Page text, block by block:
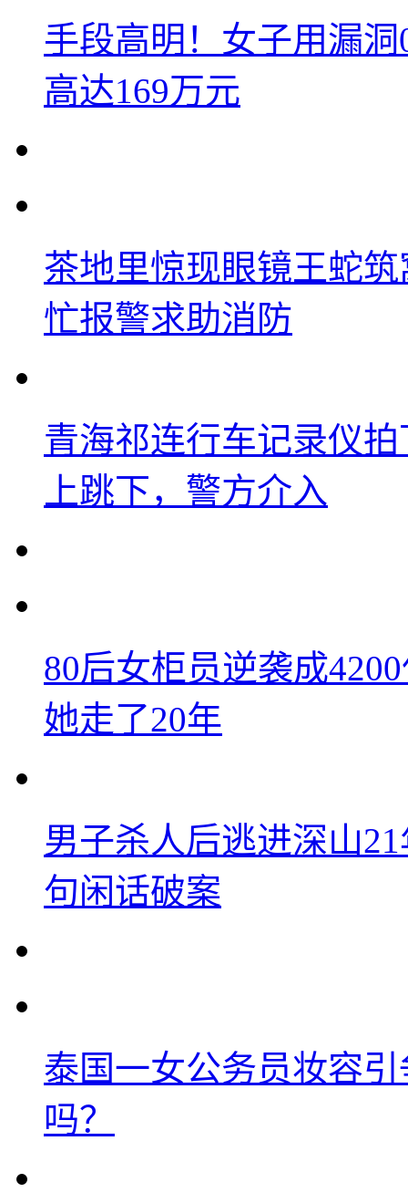
手段高明！女子用漏
高达169万元
茶地里惊现眼镜王蛇
忙报警求助消防
青海祁连行车记录仪
上跳下，警方介入
80后女柜员逆袭成
她走了20年
男子杀人后逃进深山
句闲话破案
泰国一女公务员妆容
吗？